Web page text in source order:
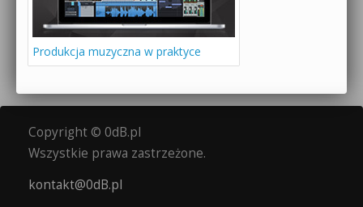
Produkcja muzyczna w praktyce
Copyright © 0dB.pl
Wszystkie prawa zastrzeżone.
kontakt@0dB.pl